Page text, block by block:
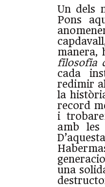
Un dels
Pons
manera,
filosofia
cada
redimir
la
record
i
amb les
una